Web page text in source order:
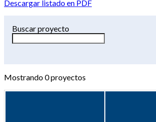
Descargar listado en PDF
Buscar proyecto
Mostrando0proyectos